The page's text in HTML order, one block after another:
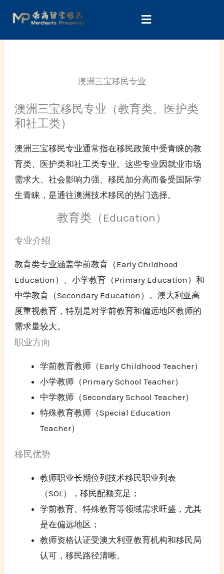
content
澳洲三宝移民专业
澳洲三宝移民专业（教育类、医护类
和社工类）
澳洲三宝移民专业通常指在移民政策中受青睐的教
育类、医护类和社工类专业。这些专业因就业市场
需求大、社会影响力强、移民加分高而备受国际学
生青睐，是通往澳洲技术移民的热门选择。
教育类（Education）
专业介绍
教育类专业涵盖学前教育（Early Childhood
Education）、小学教育（Primary Education）和
中学教育（Secondary Education）。澳大利亚高
度重视教育，特别是对学前教育和偏远地区教师的
需求量较大。
职业方向
学前教育教师（Early Childhood Teacher）
小学教师（Primary School Teacher）
中学教师（Secondary School Teacher）
特殊教育教师（Special Education
Teacher）
移民优势
教师职业长期位列技术移民职业列表
（SOL），移民配额充足；
学前教育、特殊教育等领域需求旺盛，尤其
是在偏远地区；
教师资格认证受澳大利亚教育机构和移民局
认可，移民路径清晰。